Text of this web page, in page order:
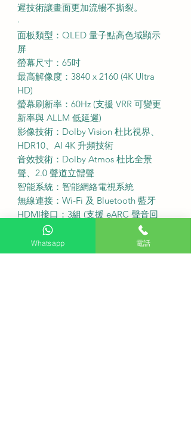
遲技術讓畫面更加流暢不撕裂。
·
面板類型：QLED 量子點高色域顯示
屏
螢幕尺寸：65吋
最高解像度：3840 x 2160 (4K Ultra
HD)
螢幕刷新率：60Hz (支援 VRR 可變更
新率與 ALLM 低延遲)
影像技術：Dolby Vision 杜比視界、
HDR10、AI 4K 升頻技術
音效技術：Dolby Atmos 杜比全景
聲、2.0 聲道立體聲
智能系統：智能網絡電視系統
無線連接：Wi-Fi 及 Bluetooth 藍牙
HDMI接口：3組 (支援 eARC 聲音回
USB接口：2組
尺吋(連座)：1453 x 897 x 300 mm
Whatsapp 電話